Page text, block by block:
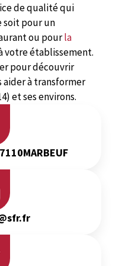
de qualité qui
soit pour un
ou pourla
votre établissement.
pour découvrir
aider à transformer
et ses environs.